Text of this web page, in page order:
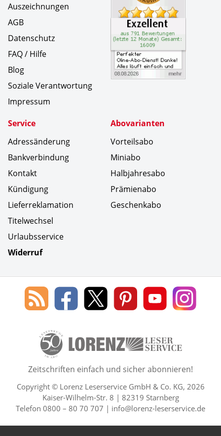
Auszeichnungen
AGB
Datenschutz
FAQ / Hilfe
Blog
Soziale Verantwortung
Impressum
Service
Adressänderung
Bankverbindung
Kontakt
Kündigung
Lieferreklamation
Titelwechsel
Urlaubsservice
Widerruf
Abovarianten
Vorteilsabo
Miniabo
Halbjahresabo
Prämienabo
Geschenkabo
Social Media
Blog
des
Leserservice
Lorenz
Leserservice
Lorenz
Leserservice
Lorenz
Leserservice
Lorenz
Leserservice
Lorenz
50 Lesefreude im Abo Jahre
Zeitschriften einfach und sicher abonnieren!
Copyright © Lorenz Leserservice GmbH & Co. KG, 2026
Kaiser-Wilhelm-Str. 8 | 82319 Starnberg
Telefon 0800 – 80 70 707 | info@lorenz-leserservice.de